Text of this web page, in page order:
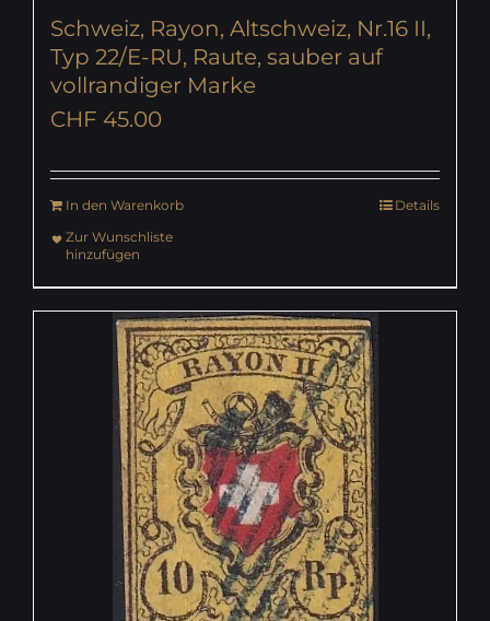
Schweiz, Rayon, Altschweiz, Nr.16 II,
Typ 22/E-RU, Raute, sauber auf
vollrandiger Marke
CHF 45.00
In den Warenkorb
Details
Zur Wunschliste
hinzufügen